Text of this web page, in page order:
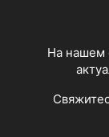
На нашем